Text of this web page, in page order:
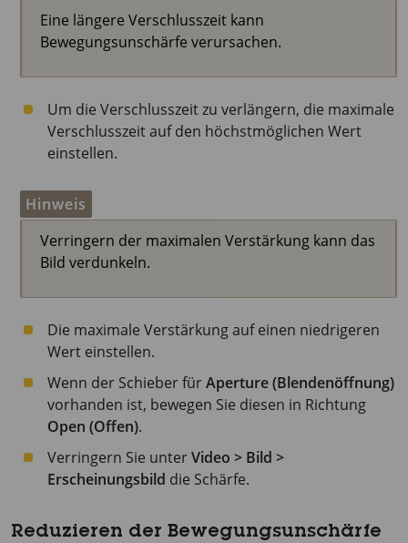
Eine längere Verschlusszeit kann
Bewegungsunschärfe verursachen.
Um die Verschlusszeit zu verlängern, die maximale
Verschlusszeit auf den höchstmöglichen Wert
einstellen.
Hinweis
Verringern der maximalen Verstärkung kann das
Bild verdunkeln.
Die maximale Verstärkung auf einen niedrigeren
Wert einstellen.
Wenn der Schieber fürAperture (Blendenöffnung)
vorhanden ist, bewegen Sie diesen in Richtung
Open (Offen).
Verringern Sie unterVideo > Bild >
Erscheinungsbild die Schärfe.
Reduzieren der Bewegungsunschärfe